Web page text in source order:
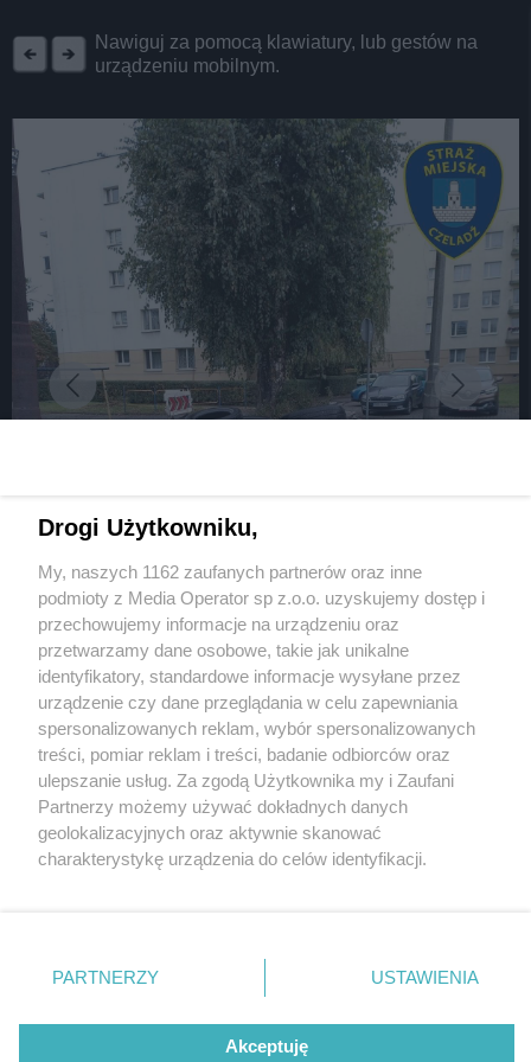
Nawiguj za pomocą klawiatury, lub gestów na
urządzeniu mobilnym.
fot: źródło: Straż Miejska w Czeladzi
Nie sprzątasz swojego placu? Straż Miejska się za
ciebie weźmie, a sąd ukarze
Czeladź. Ul. Zwycięstwa 22.
Odpady pozostawione na
Wydawca mediów lokalnych
Nie zapomnij
zapoznać się z:
polityką prywatności
Twojemiasto
Piekary Śląskie
Chorzów
Tarnowskie Góry
Gliwice
Skontakuj sięz nami
Kontakt
Redakcja
Newsletter
Drogi Użytkowniku,
My, naszych 1162 zaufanych partnerów oraz inne
podmioty z Media Operator sp z.o.o. uzyskujemy dostęp i
przechowujemy informacje na urządzeniu oraz
przetwarzamy dane osobowe, takie jak unikalne
identyfikatory, standardowe informacje wysyłane przez
urządzenie czy dane przeglądania w celu zapewniania
spersonalizowanych reklam, wybór spersonalizowanych
treści, pomiar reklam i treści, badanie odbiorców oraz
ulepszanie usług. Za zgodą Użytkownika my i Zaufani
Partnerzy możemy używać dokładnych danych
geolokalizacyjnych oraz aktywnie skanować
charakterystykę urządzenia do celów identyfikacji.
zmienić/wycofać klikając przycisk ustawień prywatności
znajdujący się w lewym dolnym rogu strony
rodzaje przetwarzania danych nie wymagają zgody
użytkownika, ale masz prawo sprzeciwić się takiemu
PARTNERZY USTAWIENIA
Akceptuję